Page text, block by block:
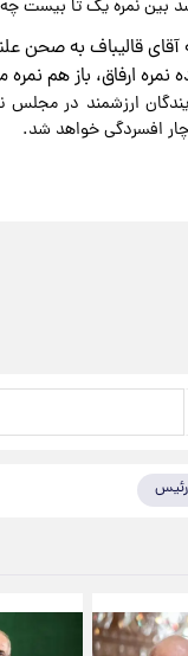
بین نمره یک تا بیست
قالیباف به صحن
نمره ارفاق، باز هم
ارزشمند در مجلس
افسردگی خواهد شد.
رئیس